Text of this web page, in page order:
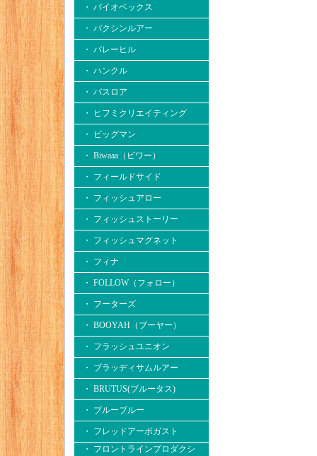
・ バイオベックス
・ バクシンルアー
・ バレーヒル
・ ハンクル
・ バスロア
・ ヒフミクリエイティング
・ ビッグマン
・ Biwaaa（ビワー）
・ フィールドサイド
・ フィッシュアロー
・ フィッシュストーリー
・ フィッシュマグネット
・ フィナ
・ FOLLOW（フォロー）
・ フーターズ
・ BOOYAH（ブーヤー）
・ フラッシュユニオン
・ ブラッディサムルアー
・ BRUTUS(ブルータス)
・ ブルーブルー
・ フレッドアーボガスト
・ フロントラインプロダクシ